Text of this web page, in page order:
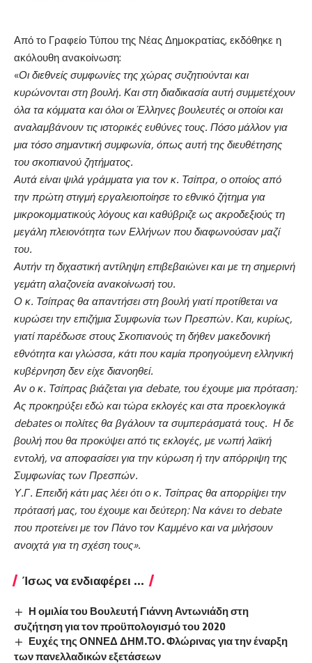
Από το Γραφείο Τύπου της Νέας Δημοκρατίας, εκδόθηκε η
ακόλουθη ανακοίνωση:
«Οι διεθνείς συμφωνίες της χώρας συζητιούνται και
κυρώνονται στη βουλή. Και στη διαδικασία αυτή συμμετέχουν
όλα τα κόμματα και όλοι οι Έλληνες βουλευτές οι οποίοι και
αναλαμβάνουν τις ιστορικές ευθύνες τους. Πόσο μάλλον για
μια τόσο σημαντική συμφωνία, όπως αυτή της διευθέτησης
του σκοπιανού ζητήματος.
Αυτά είναι ψιλά γράμματα για τον κ. Τσίπρα, ο οποίος από
την πρώτη στιγμή εργαλειοποίησε το εθνικό ζήτημα για
μικροκομματικούς λόγους και καθύβριζε ως ακροδεξιούς τη
μεγάλη πλειονότητα των Ελλήνων που διαφωνούσαν μαζί
του.
Αυτήν τη διχαστική αντίληψη επιβεβαιώνει και με τη σημερινή
γεμάτη αλαζονεία ανακοίνωσή του.
Ο κ. Τσίπρας θα απαντήσει στη βουλή γιατί προτίθεται να
κυρώσει την επιζήμια Συμφωνία των Πρεσπών. Και, κυρίως,
γιατί παρέδωσε στους Σκοπιανούς τη δήθεν μακεδονική
εθνότητα και γλώσσα, κάτι που καμία προηγούμενη ελληνική
κυβέρνηση δεν είχε διανοηθεί.
Αν ο κ. Τσίπρας βιάζεται για debate, του έχουμε μια πρόταση:
Ας προκηρύξει εδώ και τώρα εκλογές και στα προεκλογικά
debates οι πολίτες θα βγάλουν τα συμπεράσματά τους. Η δε
βουλή που θα προκύψει από τις εκλογές, με νωπή λαϊκή
εντολή, να αποφασίσει για την κύρωση ή την απόρριψη της
Συμφωνίας των Πρεσπών.
Υ.Γ. Επειδή κάτι μας λέει ότι ο κ. Τσίπρας θα απορρίψει την
πρότασή μας, του έχουμε και δεύτερη: Να κάνει το debate
που προτείνει με τον Πάνο τον Καμμένο και να μιλήσουν
ανοιχτά για τη σχέση τους».
Ίσως να ενδιαφέρει ...
Η ομιλία του Βουλευτή Γιάννη Αντωνιάδη στη
συζήτηση για τον προϋπολογισμό του 2020
Ευχές της ΟΝΝΕΔ ΔΗΜ.ΤΟ. Φλώρινας για την έναρξη
των πανελλαδικών εξετάσεων